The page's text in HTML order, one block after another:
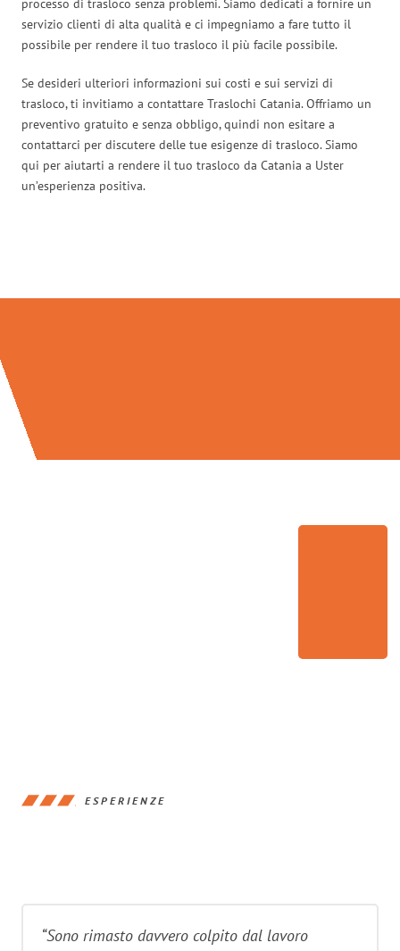
processo di trasloco senza problemi. Siamo dedicati a fornire un
servizio clienti di alta qualità e ci impegniamo a fare tutto il
possibile per rendere il tuo trasloco il più facile possibile.
Se desideri ulteriori informazioni sui costi e sui servizi di
trasloco, ti invitiamo a contattare Traslochi Catania. Offriamo un
preventivo gratuito e senza obbligo, quindi non esitare a
contattarci per discutere delle tue esigenze di trasloco. Siamo
qui per aiutarti a rendere il tuo trasloco da Catania a Uster
un’esperienza positiva.
ESPERIENZE
“Sono rimasto davvero colpito dal lavoro